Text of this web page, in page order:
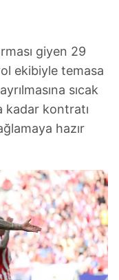
giyen 29
ekibiyle temasa
sıcak
kadar kontratı
hazır